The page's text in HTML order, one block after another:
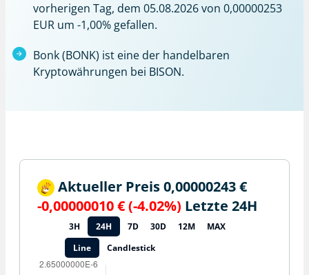
vorherigen Tag, dem 05.08.2026 von 0,00000253
EUR um -1,00% gefallen.
Bonk (BONK) ist eine der handelbaren
Kryptowährungen bei BISON.
Aktueller Preis 0,00000243 €
-0,00000010 € (-4.02%) Letzte 24H
3H 24H 7D 30D 12M
MAX
Line
Candlestick